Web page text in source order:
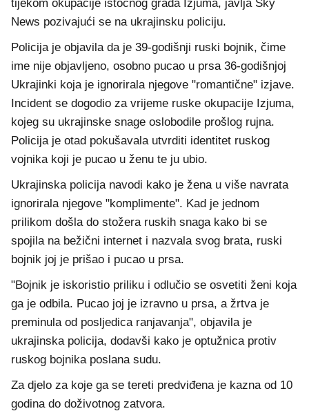
tijekom okupacije istočnog grada Izjuma, javlja Sky
News pozivajući se na ukrajinsku policiju.
Policija je objavila da je 39-godišnji ruski bojnik, čime
ime nije objavljeno, osobno pucao u prsa 36-godišnjoj
Ukrajinki koja je ignorirala njegove "romantične" izjave.
Incident se dogodio za vrijeme ruske okupacije Izjuma,
kojeg su ukrajinske snage oslobodile prošlog rujna.
Policija je otad pokušavala utvrditi identitet ruskog
vojnika koji je pucao u ženu te ju ubio.
Ukrajinska policija navodi kako je žena u više navrata
ignorirala njegove "komplimente". Kad je jednom
prilikom došla do stožera ruskih snaga kako bi se
spojila na bežični internet i nazvala svog brata, ruski
bojnik joj je prišao i pucao u prsa.
"Bojnik je iskoristio priliku i odlučio se osvetiti ženi koja
ga je odbila. Pucao joj je izravno u prsa, a žrtva je
preminula od posljedica ranjavanja", objavila je
ukrajinska policija, dodavši kako je optužnica protiv
ruskog bojnika poslana sudu.
Za djelo za koje ga se tereti predviđena je kazna od 10
godina do doživotnog zatvora.